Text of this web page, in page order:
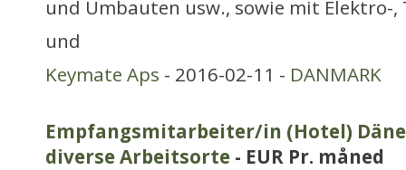
und Umbauten usw., sowie mit Elektro-
und
Keymate Aps - 2016-02-11 - DANMARK
Empfangsmitarbeiter/in (Hotel)
diverse Arbeitsorte - EUR Pr. måned